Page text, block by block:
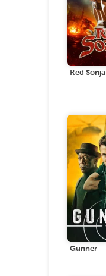
Red Sonja
Gunner